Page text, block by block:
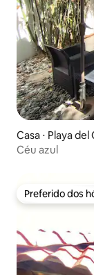
Casa ⋅ Playa
Céu azul
Preferido dos
Preferido dos